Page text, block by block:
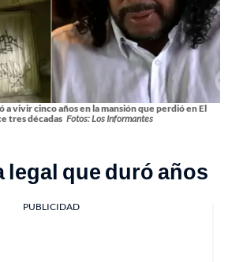
a vivir cinco años en la mansión que perdió en El
tres décadas Fotos: Los Informantes
legal que duró años
PUBLICIDAD